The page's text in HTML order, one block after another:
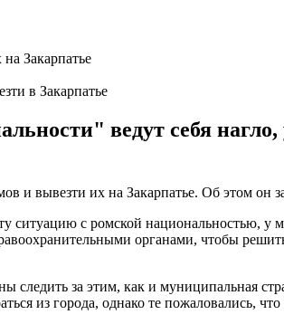
в Закарпатье
ведут себя
и вывезти их на Закарпатье. Об этом он
с ромской национальностью, у
органами, чтобы
следить за этим, как и муниципальная
из города, однако те пожаловались, что